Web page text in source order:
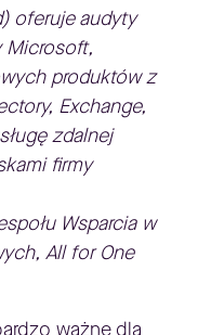
oferuje audyty
Microsoft,
produktów z
Exchange,
zdalnej
firmy
Wsparcia w
All for One
ważne dla